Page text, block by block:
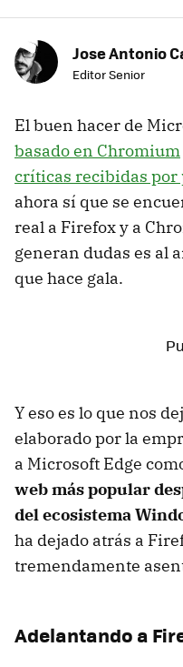
Jose Antonio
Editor Senior
El buen hacer de
basado en Chromium
críticas recibidas por
ahora sí que se
real a Firefox y a
generan dudas es al
que hace gala.
Y eso es lo que nos
elaborado por la
a Microsoft Edge
web más popular
del ecosistema
ha dejado atrás a
tremendamente
Adelantando a